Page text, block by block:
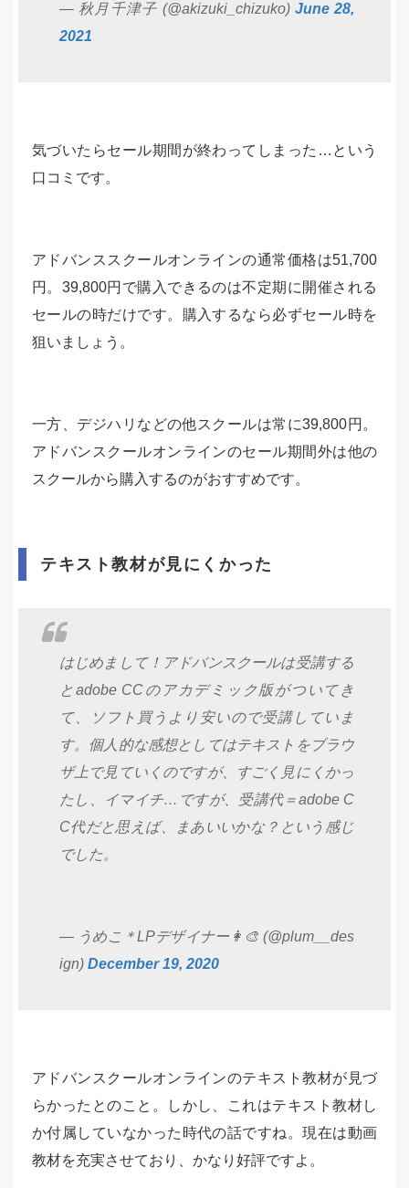
— 秋月千津子 (@akizuki_chizuko) June 28,
2021
気づいたらセール期間が終わってしまった…という
口コミです。
アドバンススクールオンラインの通常価格は51,700
円。39,800円で購入できるのは不定期に開催される
セールの時だけです。購入するなら必ずセール時を
狙いましょう。
一方、デジハリなどの他スクールは常に39,800円。
アドバンスクールオンラインのセール期間外は他の
スクールから購入するのがおすすめです。
テキスト教材が見にくかった
はじめまして！アドバンスクールは受講する
とadobe CCのアカデミック版がついてき
て、ソフト買うより安いので受講していま
す。個人的な感想としてはテキストをブラウ
ザ上で見ていくのですが、すごく見にくかっ
たし、イマイチ…ですが、受講代＝adobe C
C代だと思えば、まあいいかな？という感じ
でした。
— うめこ＊LPデザイナー👩‍🎨 (@plum__des
ign) December 19, 2020
アドバンスクールオンラインのテキスト教材が見づ
らかったとのこと。しかし、これはテキスト教材し
か付属していなかった時代の話ですね。現在は動画
教材を充実させており、かなり好評ですよ。